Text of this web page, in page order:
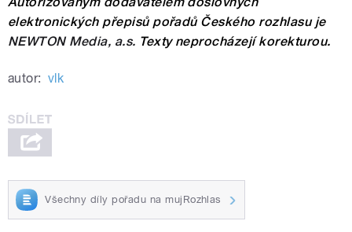
elektronických přepisů pořadů Českého rozhlasu je
NEWTON Media, a.s. Texty neprocházejí korekturou.
autor: vlk
Všechny díly pořadu na mujRozhlas